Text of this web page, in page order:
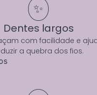
✨
Dentes largos
com facilidade e
a quebra dos fios.